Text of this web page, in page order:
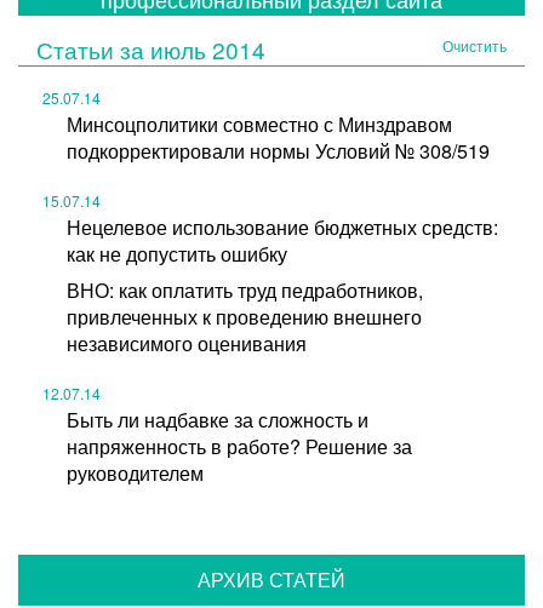
Статьи за июль 2014 Очистить
25.07.14
Минсоцполитики совместно с Минздравом
подкорректировали нормы Условий № 308/519
15.07.14
Нецелевое использование бюджетных средств:
как не допустить ошибку
ВНО: как оплатить труд педработников,
привлеченных к проведению внешнего
независимого оценивания
12.07.14
Быть ли надбавке за сложность и
напряженность в работе? Решение за
руководителем
АРХИВ СТАТЕЙ